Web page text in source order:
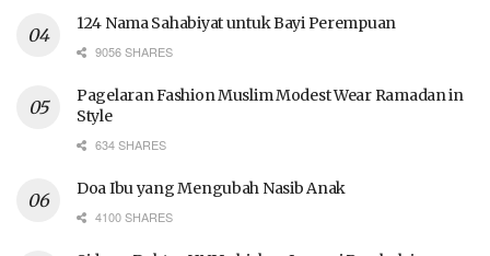
124 Nama Sahabiyat untuk Bayi Perempuan
9056 SHARES
Pagelaran Fashion Muslim Modest Wear Ramadan in
Style
634 SHARES
Doa Ibu yang Mengubah Nasib Anak
4100 SHARES